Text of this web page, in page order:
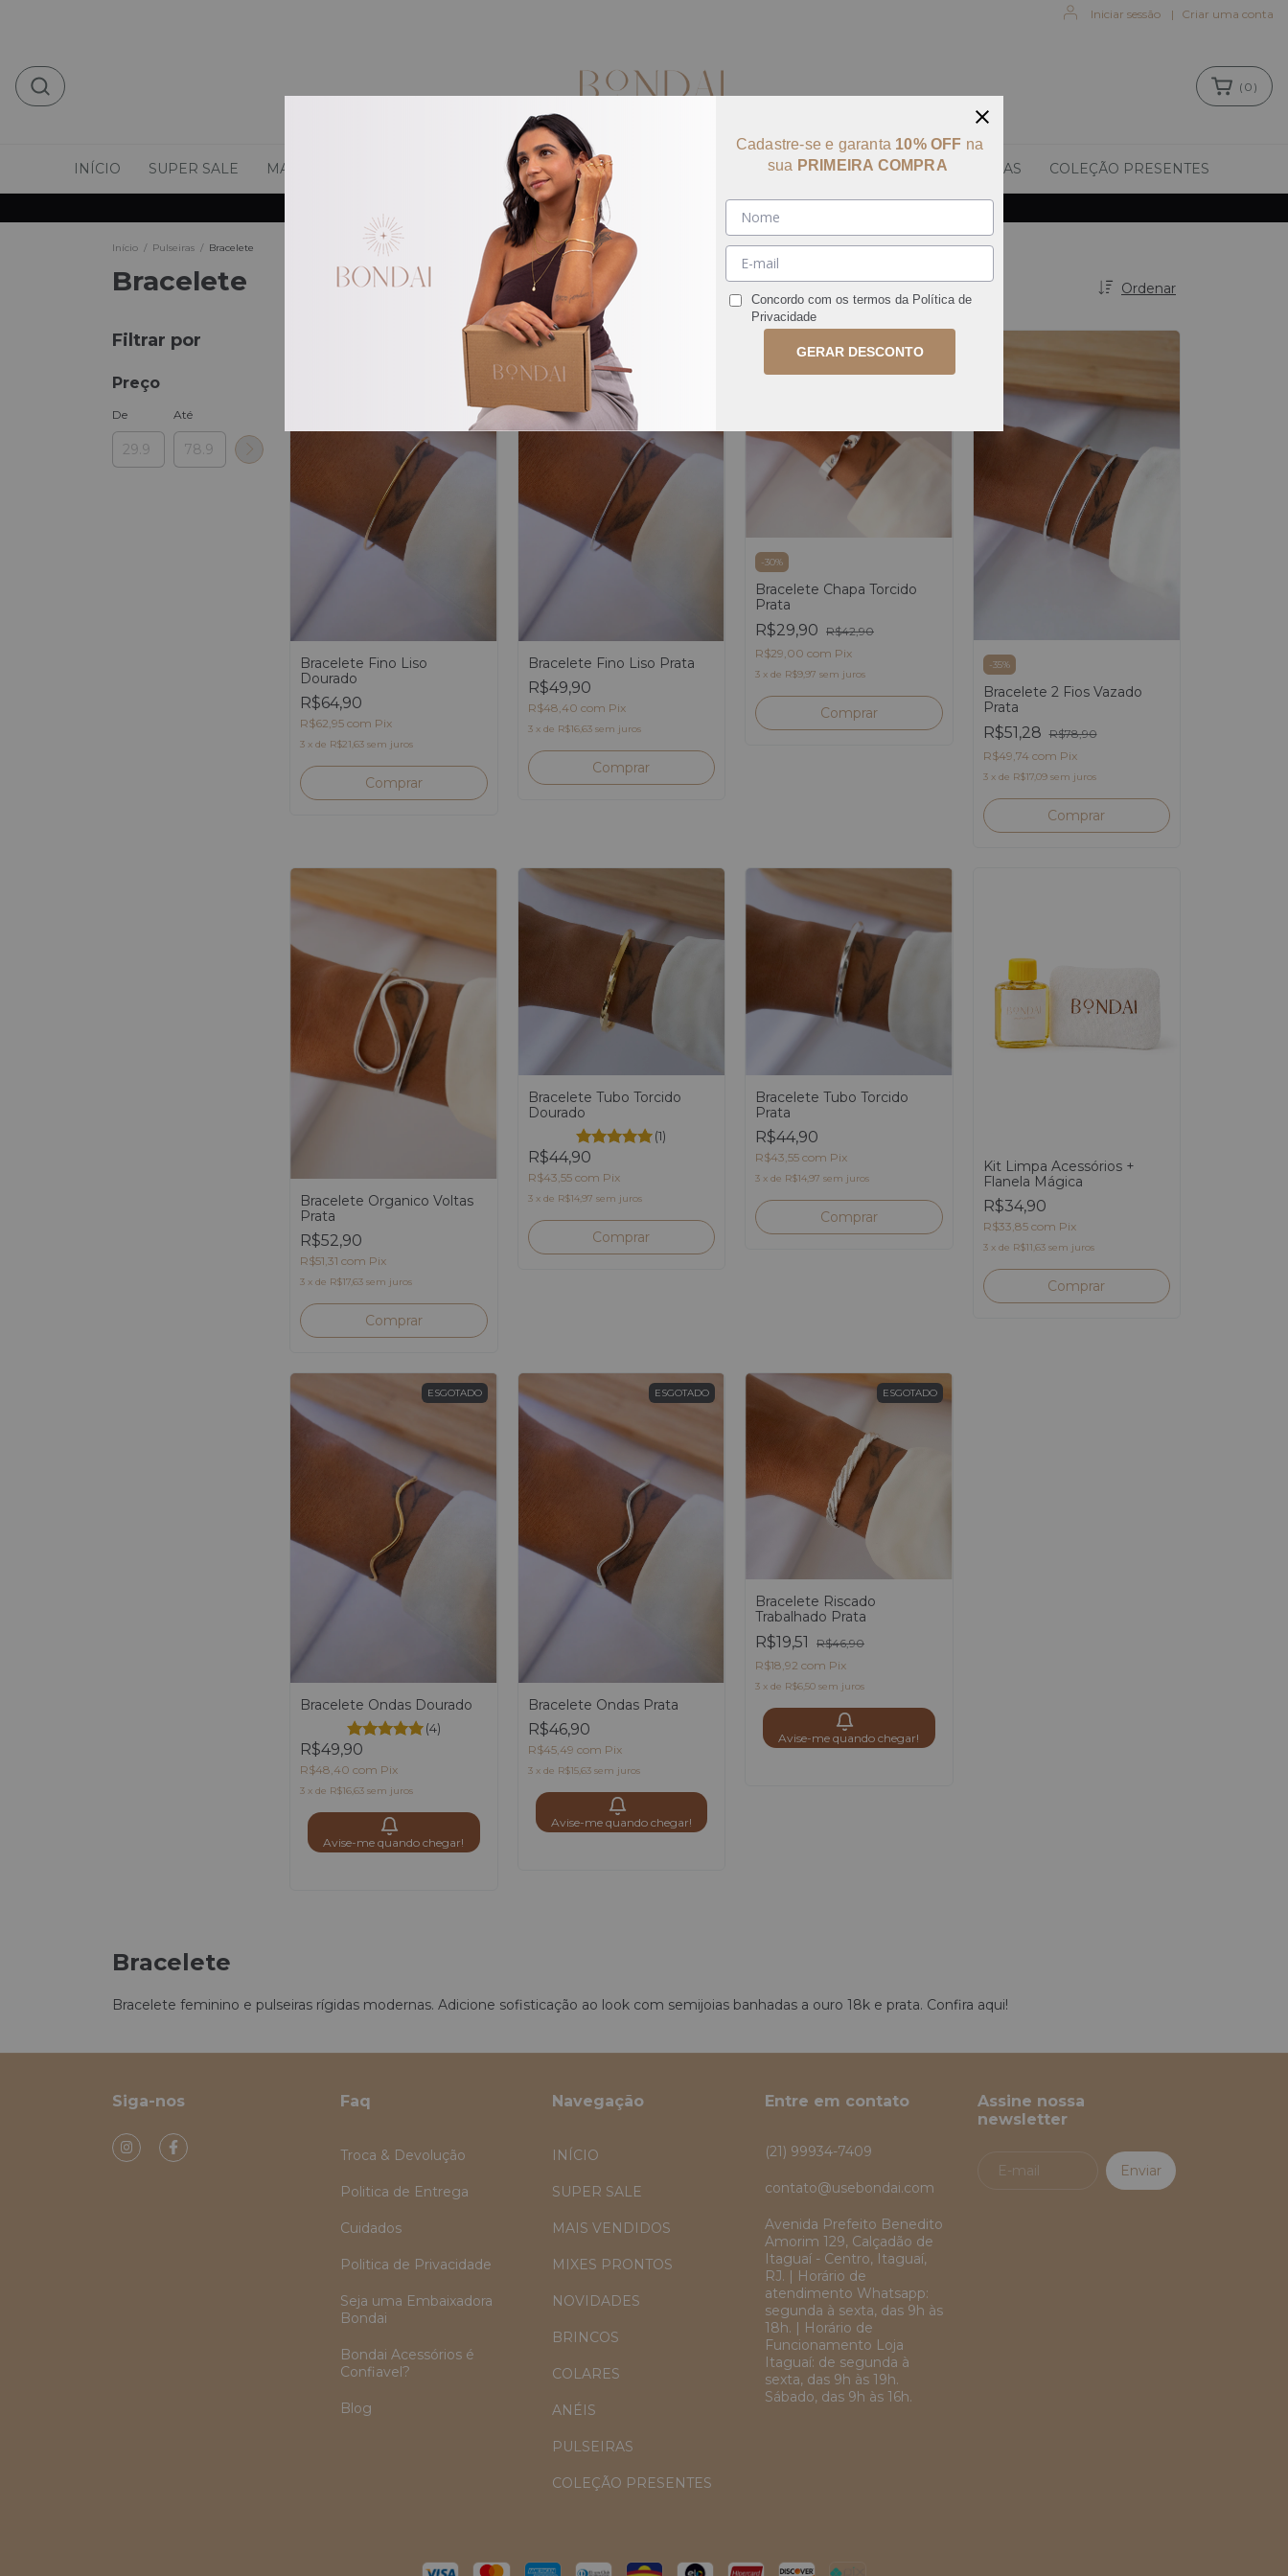
Iniciar sessão | Criar uma conta
use BEMVINDA e ganhe 10% off na primeira compra
( 0 )
INÍCIO SUPER SALE MAIS VENDIDOS MIXES PRONTOS NOVIDADES COLARES ANÉIS PULSEIRAS COLEÇÃO PRESENTES
Início / Pulseiras / Bracelete
Bracelete Ordenar
Filtrar por
Preço
De Até
Bracelete Fino Liso
Dourado
R$64,90
R$62,95 com Pix
3 x de R$21,63 sem juros
Bracelete Fino Liso Prata
R$49,90
R$48,40 com Pix
3 x de R$16,63 sem juros
-30%
Bracelete Chapa Torcido
Prata
R$29,90 R$42,90
R$29,00 com Pix
3 x de R$9,97 sem juros
-35%
Bracelete 2 Fios Vazado
Prata
R$51,28 R$78,90
R$49,74 com Pix
3 x de R$17,09 sem juros
Bracelete Organico Voltas
Prata
R$52,90
R$51,31 com Pix
3 x de R$17,63 sem juros
Bracelete Tubo Torcido
Dourado
(1)
R$44,90
R$43,55 com Pix
3 x de R$14,97 sem juros
Bracelete Tubo Torcido
Prata
R$44,90
R$43,55 com Pix
3 x de R$14,97 sem juros
Kit Limpa Acessórios +
Flanela Mágica
R$34,90
R$33,85 com Pix
3 x de R$11,63 sem juros
ESGOTADO
Bracelete Ondas Dourado
(4)
R$49,90
R$48,40 com Pix
3 x de R$16,63 sem juros
Avise-me quando chegar!
ESGOTADO
Bracelete Ondas Prata
R$46,90
R$45,49 com Pix
3 x de R$15,63 sem juros
Avise-me quando chegar!
ESGOTADO
Bracelete Riscado
Trabalhado Prata
R$19,51
R$46,90
R$18,92 com Pix
3 x de R$6,50 sem juros
Avise-me quando chegar!
Bracelete
Bracelete feminino e pulseiras rígidas modernas. Adicione sofisticação ao look com semijoias banhadas a ouro 18k e prata. Confira aqui!
Siga-nos Faq
Troca & Devolução
Politica de Entrega
Cuidados
Politica de Privacidade
Seja uma Embaixadora
Bondai
Bondai Acessórios é
Confiavel?
Blog
Navegação
INÍCIO
SUPER SALE
MAIS VENDIDOS
MIXES PRONTOS
NOVIDADES
BRINCOS
COLARES
ANÉIS
PULSEIRAS
COLEÇÃO PRESENTES
Entre em contato
(21) 99934-7409
contato@usebondai.com
Avenida Prefeito Benedito
Amorim 129, Calçadão de
Itaguaí - Centro, Itaguaí,
RJ. | Horário de
atendimento Whatsapp:
segunda à sexta, das 9h às
18h. | Horário de
Funcionamento Loja
Itaguaí: de segunda à
sexta, das 9h às 19h.
Sábado, das 9h às 16h.
Assine nossa
newsletter
Cadastre-se e garanta 10% OFF na
sua PRIMEIRA COMPRA
Concordo com os termos da Política de
Privacidade
GERAR DESCONTO